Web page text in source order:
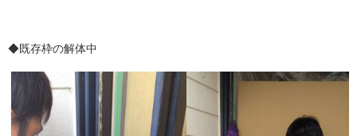
◆既存枠の解体中